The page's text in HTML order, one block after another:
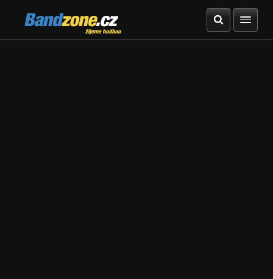
Bandzone.cz
žijeme hudbou